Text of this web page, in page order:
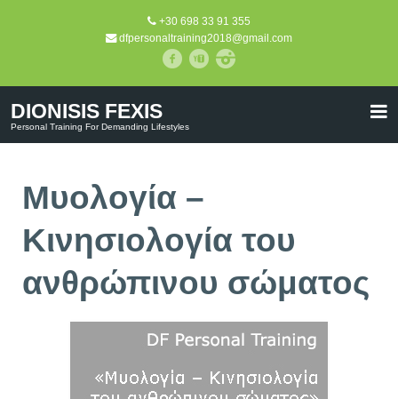
+30 698 33 91 355
dfpersonaltraining2018@gmail.com
DIONISIS FEXIS
Personal Training For Demanding Lifestyles
Μυολογία –
Κινησιολογία του
ανθρώπινου σώματος